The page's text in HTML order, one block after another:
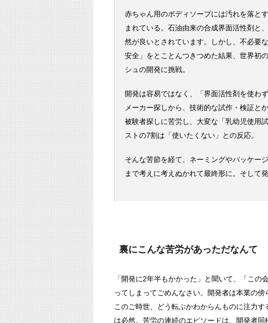
赤ちゃん用のボディソープには汚れを落と
まれている。石油由来の合成界面活性剤と
然が良いとされています。しかし、不必要
安全」をとことんつきつめた結果、世界初
シュの開発に挑戦。
開発は容易ではなく、「界面活性剤を使わ
メーカー探しから、技術的な試作・検証と
被験者探しに苦労し、大変な「乳幼児使用
ストの7割は「使いたくない」との反応。
そんな苦節を経て、ネーミングやパッケー
まで考えに考えぬかれて最終形に。そして発
裏にこんな苦労があっただなんて
「開発に2年半もかかった」と聞いて、「こ
ってしまってごめんなさい。開発者は本業の傍
このご時世、どう転ぶかわからんものに注力
は必然。苦労の連続のエピソードは、開発者